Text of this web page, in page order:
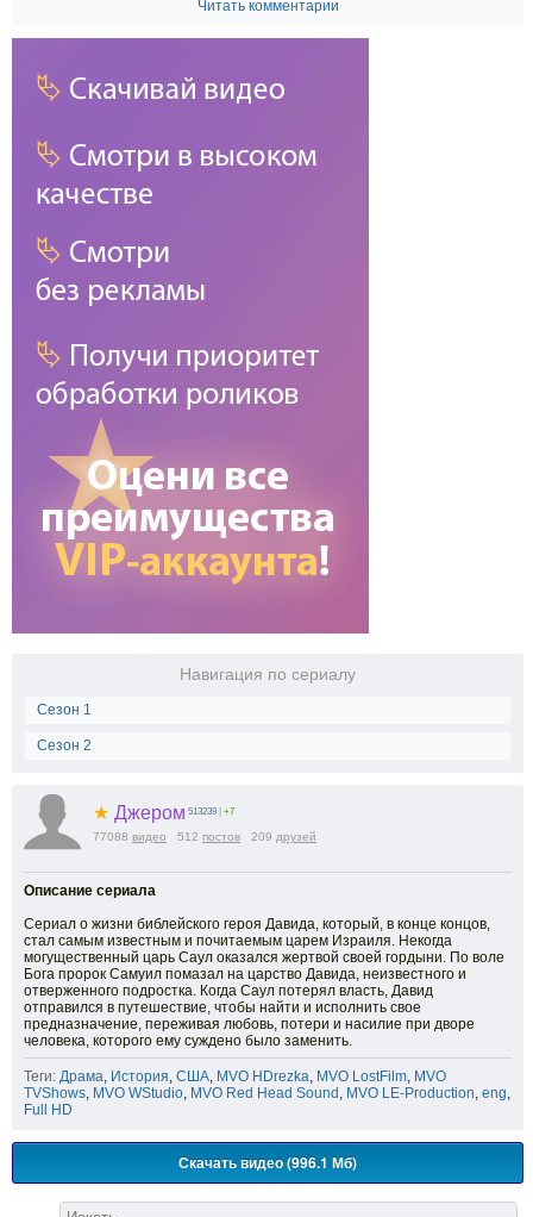
Читать комментарии
Навигация по сериалу
Сезон 1
Сезон 2
★ Джером 513239 +7
77088 видео 512 постов 209 друзей
Описание сериала
Сериал о жизни библейского героя Давида, который, в конце концов,
стал самым известным и почитаемым царем Израиля. Некогда
могущественный царь Саул оказался жертвой своей гордыни. По воле
Бога пророк Самуил помазал на царство Давида, неизвестного и
отверженного подростка. Когда Саул потерял власть, Давид
отправился в путешествие, чтобы найти и исполнить свое
предназначение, переживая любовь, потери и насилие при дворе
человека, которого ему суждено было заменить.
Теги: Драма, История, США, MVO HDrezka, MVO LostFilm, MVO
TVShows, MVO WStudio, MVO Red Head Sound , MVO LE-Production, eng,
Full HD
Скачать видео (996.1 Мб)